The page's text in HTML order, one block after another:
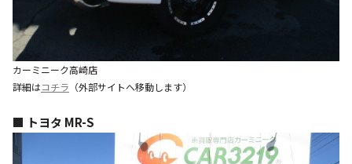
カーミニーク高崎店
詳細はコチラ （外部サイトへ移動します）
■ トヨタ MR-S